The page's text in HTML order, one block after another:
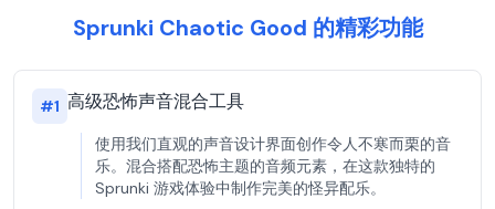
Sprunki Chaotic Good 的精彩功能
#1 高级恐怖声音混合工具
使用我们直观的声音设计界面创作令人不寒而栗的音
乐。混合搭配恐怖主题的音频元素，在这款独特的
Sprunki 游戏体验中制作完美的怪异配乐。